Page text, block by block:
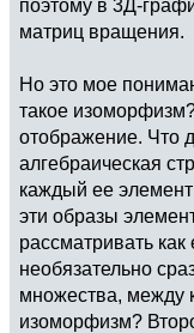
поэтому в 3Д-
матриц вращения.
Но это мое
такое
отображение. Что
алгебраическая
каждый ее элемент
эти образы
рассматривать
необязательно
множества, между
изоморфизм?